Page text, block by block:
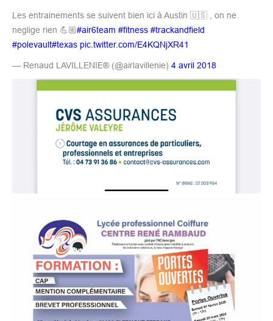
Les entrainements se suivent bien ici à Austin 🇺🇸 , on ne
neglige rien 💪🏼#air6team #fitness #trackandfield
#polevault#texas pic.twitter.com/E4KQNjXR41
— Renaud LAVILLENIE® (@airlavillenie) 4 avril 2018